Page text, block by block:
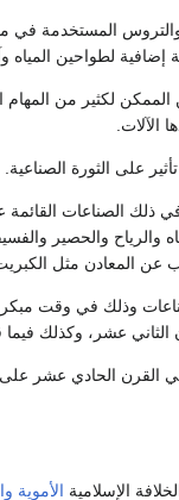
المستخدمة في
لطواحين المياه
لكثير من المهام
الآلات.
على الثورة الصناعية.
الصناعات القائمة
والرياح والحصير
عن المعادن مثل
وذلك في وقت
عشر، وكذلك فيما
القرن الحادي عشر
الإسلامية الأموية